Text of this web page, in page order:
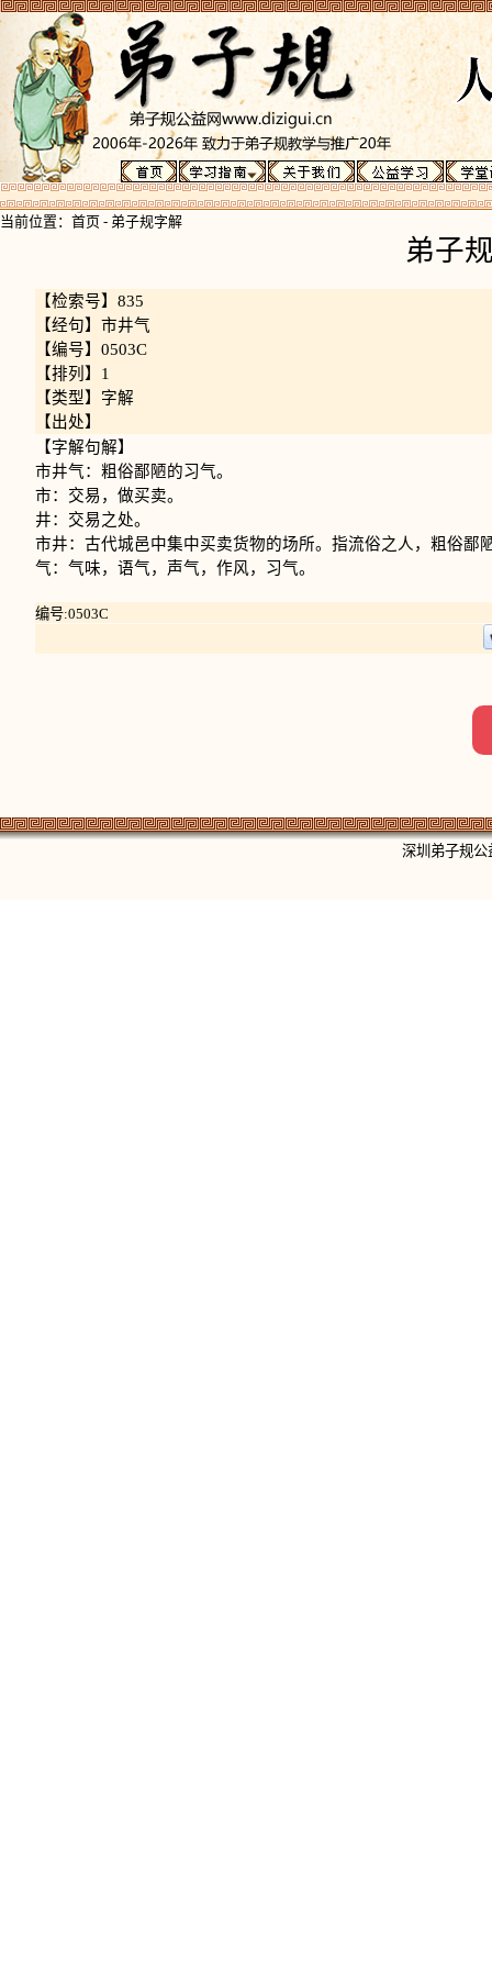
当前位置： 首页 - 弟子规字解
弟子
【检索号】835
【经句】市井气
【编号】0503C
【排列】1
【类型】字解
【出处】
【字解句解】
市井气：粗俗鄙陋的习气。
市：交易，做买卖。
井：交易之处。
市井：古代城邑中集中买卖货物的场所。指流俗之人，粗俗鄙
气：气味，语气，声气，作风，习气。
编号:0503C
深圳弟子规